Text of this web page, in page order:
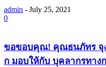
admin - July 25, 2021
0
ขอขอบคุณ! คุณธนภัทร จุ
ก มอบให้กับ บุคลากรทาง